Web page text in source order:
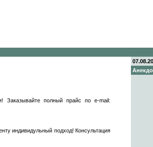
полный прайс по e-mail:
индивидульный подход! Консультация